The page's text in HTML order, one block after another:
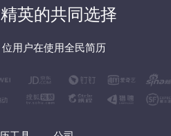
英的共同选择
位用户在使用全民简历